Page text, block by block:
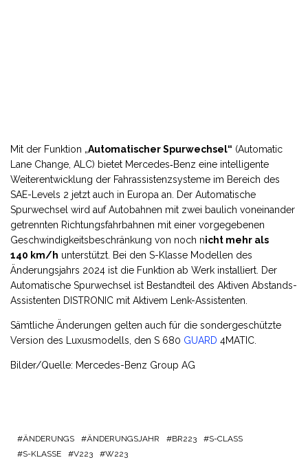
Mit der Funktion „Automatischer Spurwechsel“ (Automatic
Lane Change, ALC) bietet Mercedes‑Benz eine intelligente
Weiterentwicklung der Fahrassistenzsysteme im Bereich des
SAE-Levels 2 jetzt auch in Europa an. Der Automatische
Spurwechsel wird auf Autobahnen mit zwei baulich voneinander
getrennten Richtungsfahrbahnen mit einer vorgegebenen
Geschwindigkeitsbeschränkung von noch nicht mehr als
140 km/h unterstützt. Bei den S-Klasse Modellen des
Änderungsjahrs 2024 ist die Funktion ab Werk installiert. Der
Automatische Spurwechsel ist Bestandteil des Aktiven Abstands-
Assistenten DISTRONIC mit Aktivem Lenk-Assistenten.
Sämtliche Änderungen gelten auch für die sondergeschützte
Version des Luxusmodells, den S 680 GUARD 4MATIC.
Bilder/Quelle: Mercedes-Benz Group AG
ÄNDERUNGS ÄNDERUNGSJAHR BR223
S-CLASS
S-KLASSE
V223 W223